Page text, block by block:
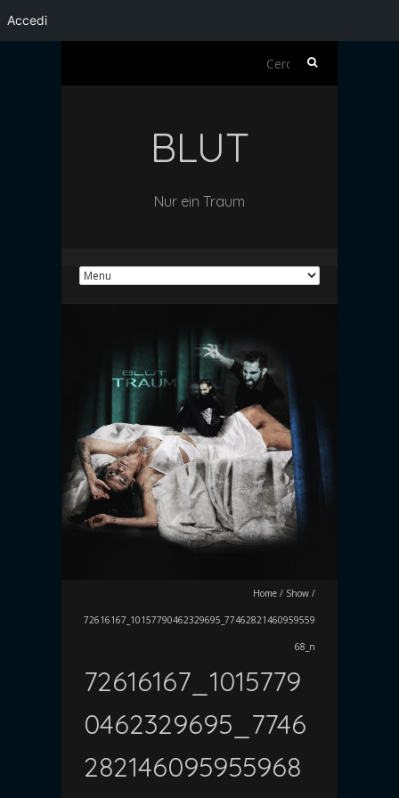
Accedi
Ricerca
BLUT
Nur ein Traum
Home / Show /
72616167_10157790462329695_77462821460959559
68_n
72616167_1015779
0462329695_7746
282146095955968